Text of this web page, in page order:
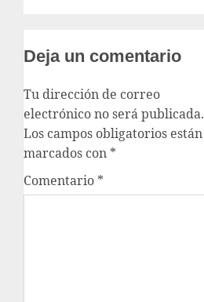
Deja un comentario
Tu dirección de correo
electrónico no será publicada.
Los campos obligatorios están
marcados con *
Comentario *